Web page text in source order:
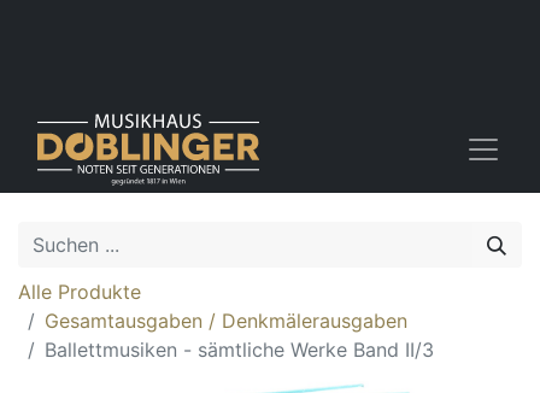
Alle Produkte
Gesamtausgaben / Denkmälerausgaben
Ballettmusiken - sämtliche Werke Band II/3